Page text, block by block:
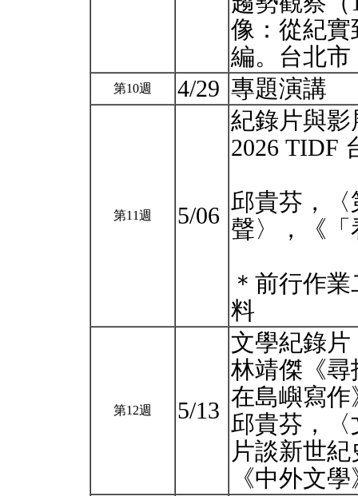
像：從紀實
編。台北
第10週 4/29 專題演講
第11週 5/06
紀錄片與影
2026 TIDF
邱貴芬，
聲〉，《「
＊前行作
料
第12週 5/13
文學紀錄片
林靖傑《
在島嶼寫作
邱貴芬，
片談新世
《中外文